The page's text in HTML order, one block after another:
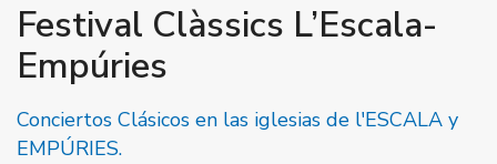
Festival Clàssics L’Escala-
Empúries
Conciertos Clásicos en las iglesias de l'ESCALA y
EMPÚRIES.